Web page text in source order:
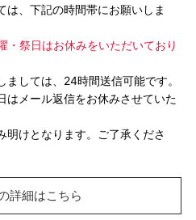
は、下記の時間帯にお願いしま
祭日はお休みをいただいており
ましては、24時間送信可能です。
はメール返信をお休みさせていた
明けとなります。ご了承くださ
詳細はこちら